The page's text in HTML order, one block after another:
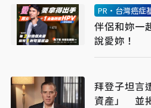
PR・台灣癌症
伴侶和妳一
說愛妳！
拜登子坦言
資產」 並